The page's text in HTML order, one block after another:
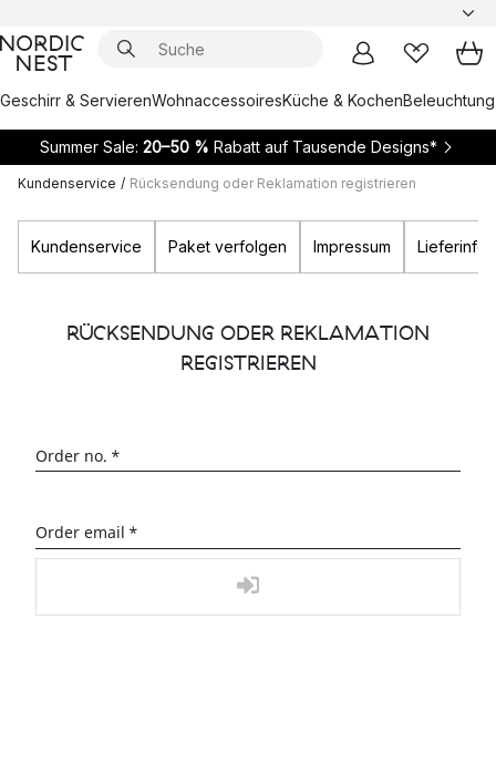
Geschirr & ServierenWohnaccessoiresKüche & KochenBeleuchtung
Summer Sale: 20–50 % Rabatt auf Tausende Designs*
Kundenservice / Rücksendung oder Reklamation registrieren
Kundenservice Paket verfolgen Impressum
RÜCKSENDUNG ODER REKLAMATION
REGISTRIEREN